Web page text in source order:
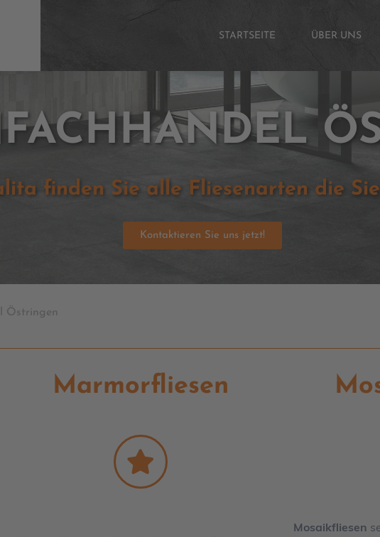
STARTSEITE ÜBER UNS
finden Sie alle Fliesenarten die
Kontaktieren Sie uns jetzt!
Östringen
Marmorfliesen
Mosaikfliesen